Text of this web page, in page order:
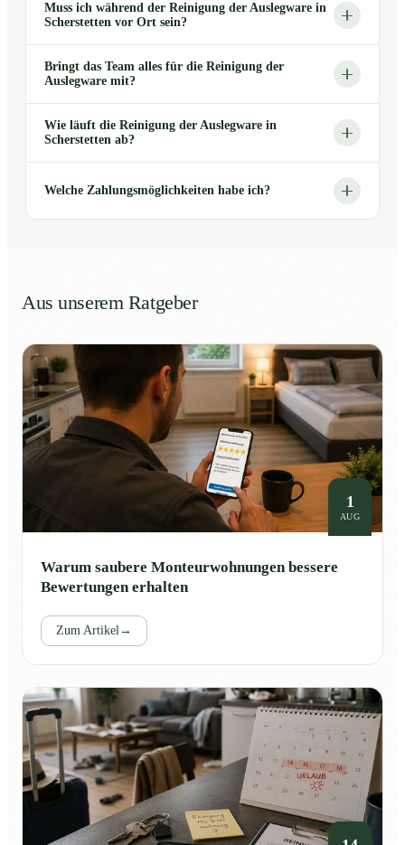
Muss ich während der Reinigung der Auslegware in
Scherstetten vor Ort sein?
Bringt das Team alles für die Reinigung der
Auslegware mit?
Wie läuft die Reinigung der Auslegware in
Scherstetten ab?
Welche Zahlungsmöglichkeiten habe ich?
Aus unserem Ratgeber
1
AUG
Warum saubere Monteurwohnungen bessere
Bewertungen erhalten
Zum Artikel→